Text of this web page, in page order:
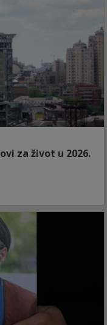
za život u 2026.